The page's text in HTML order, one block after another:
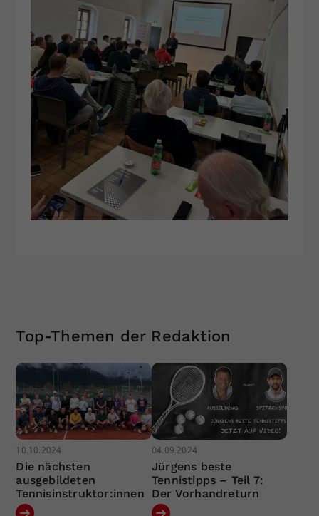
Top-Themen der Redaktion
10.10.2024
Die nächsten
ausgebildeten
Tennisinstruktor:innen
04.09.2024
Jürgens beste
Tennistipps – Teil 7:
Der Vorhandreturn